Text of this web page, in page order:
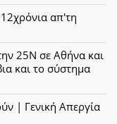
απ'τη
25Ν σε Αθήνα και
και το σύστημα
| Γενική Απεργία